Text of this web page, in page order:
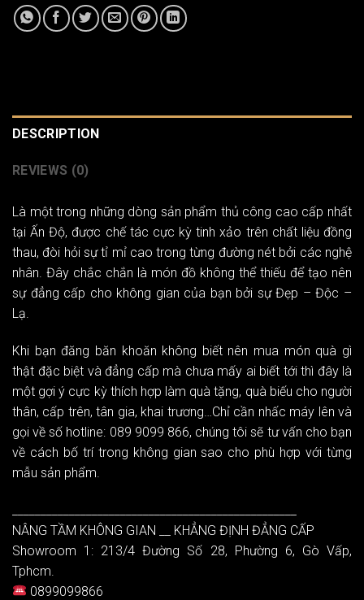
DESCRIPTION
REVIEWS (0)
Là một trong những dòng sản phẩm thủ công cao cấp nhất
tại Ấn Độ, được chế tác cực kỳ tinh xảo trên chất liệu đồng
thau, đòi hỏi sự tỉ mỉ cao trong từng đường nét bởi các nghệ
nhân. Đây chắc chắn là món đồ không thể thiếu để tạo nên
sự đẳng cấp cho không gian của bạn bởi sự Đẹp – Độc –
Lạ.
Khi bạn đăng băn khoăn không biết nên mua món quà gì
thật đặc biệt và đẳng cấp mà chưa mấy ai biết tới thì đây là
một gợi ý cực kỳ thích hợp làm quà tặng, quà biếu cho người
thân, cấp trên, tân gia, khai trương…Chỉ cần nhấc máy lên và
gọi về số hotline: 089 9099 866, chúng tôi sẽ tư vấn cho bạn
về cách bố trí trong không gian sao cho phù hợp với từng
mẫu sản phẩm.
NÂNG TẦM KHÔNG GIAN __ KHẲNG ĐỊNH ĐẲNG CẤP
Showroom 1: 213/4 Đường Số 28, Phường 6, Gò Vấp,
Tphcm.
0899099866